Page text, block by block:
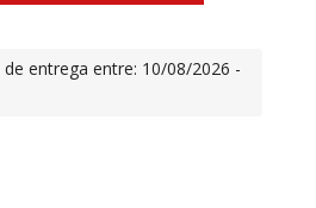
entrega entre: 10/08/2026 -